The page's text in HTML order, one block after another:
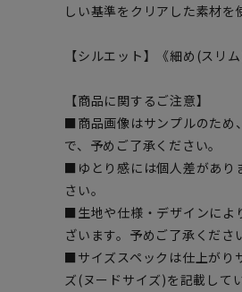
しい基準をクリアした素材を
【シルエット】《細め(スリ
【商品に関するご注意】
■商品画像はサンプルのため
で、予めご了承ください。
■ゆとり感には個人差があり
さい。
■生地や仕様・デザインによ
ざいます。予めご了承くださ
■サイズスペックは仕上がり
ズ(ヌードサイズ)を記載して